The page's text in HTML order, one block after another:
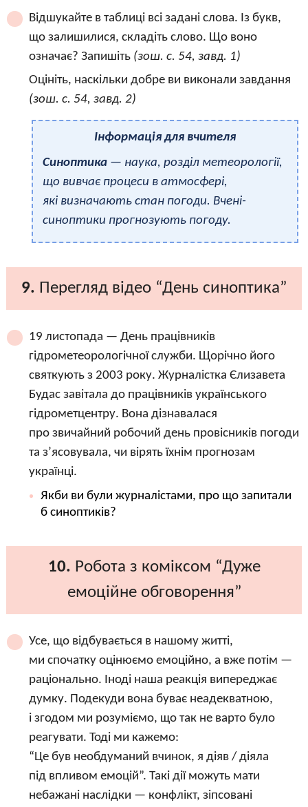
Відшукайте в таблиці всі задані слова. Із букв,
що залишилися, складіть слово. Що воно
означає? Запишіть (зош. с. 54, завд. 1)
Оцініть, наскільки добре ви виконали завдання
(зош. с. 54, завд. 2)
Інформація для вчителя
Синоптика— наука, розділ метеорології,
що вивчає процеси в атмосфері,
які визначають стан погоди. Вчені-
синоптики прогнозують погоду.
9. Перегляд відео “День синоптика”
19 листопада — День працівників
гідрометеорологічної служби. Щорічно його
святкують з 2003 року. Журналістка Єлизавета
Будас завітала до працівників українського
гідрометцентру. Вона дізнавалася
про звичайний робочий день провісників погоди
та з’ясовувала, чи вірять їхнім прогнозам
українці.
Якби ви були журналістами, про що запитали
б синоптиків?
10. Робота з коміксом “Дуже
емоційне обговорення”
Усе, що відбувається в нашому житті,
ми спочатку оцінюємо емоційно, а вже потім —
раціонально. Іноді наша реакція випереджає
думку. Подекуди вона буває неадекватною,
і згодом ми розуміємо, що так не варто було
реагувати. Тоді ми кажемо:
“Це був необдуманий вчинок, я діяв / діяла
під впливом емоцій”. Такі дії можуть мати
небажані наслідки — конфлікт, зіпсовані